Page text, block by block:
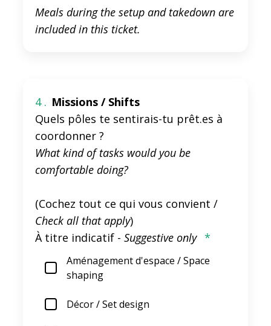
Meals during the setup and takedown are
included in this ticket.
4 . Missions / Shifts
Quels pôles te sentirais-tu prêt.es à
coordonner ?
What kind of tasks would you be
comfortable doing?
(Cochez tout ce qui vous convient /
Check all that apply)
À titre indicatif - Suggestive only *
Aménagement d'espace / Space
shaping
Décor / Set design